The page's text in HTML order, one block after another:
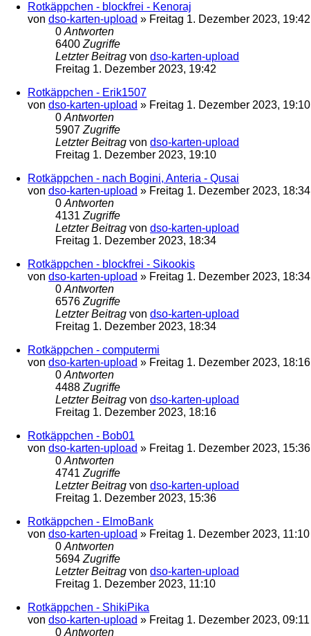
Rotkäppchen - blockfrei - Kenoraj
von dso-karten-upload » Freitag 1. Dezember 2023, 19:42
0Antworten
6400Zugriffe
Letzter Beitrag von dso-karten-upload
Freitag 1. Dezember 2023, 19:42
Rotkäppchen - Erik1507
von dso-karten-upload » Freitag 1. Dezember 2023, 19:10
0Antworten
5907Zugriffe
Letzter Beitrag von dso-karten-upload
Freitag 1. Dezember 2023, 19:10
Rotkäppchen - nach Bogini, Anteria - Qusai
von dso-karten-upload » Freitag 1. Dezember 2023, 18:34
0Antworten
4131Zugriffe
Letzter Beitrag von dso-karten-upload
Freitag 1. Dezember 2023, 18:34
Rotkäppchen - blockfrei - Sikookis
von dso-karten-upload » Freitag 1. Dezember 2023, 18:34
0Antworten
6576Zugriffe
Letzter Beitrag von dso-karten-upload
Freitag 1. Dezember 2023, 18:34
Rotkäppchen - computermi
von dso-karten-upload » Freitag 1. Dezember 2023, 18:16
0Antworten
4488Zugriffe
Letzter Beitrag von dso-karten-upload
Freitag 1. Dezember 2023, 18:16
Rotkäppchen - Bob01
von dso-karten-upload » Freitag 1. Dezember 2023, 15:36
0Antworten
4741Zugriffe
Letzter Beitrag von dso-karten-upload
Freitag 1. Dezember 2023, 15:36
Rotkäppchen - ElmoBank
von dso-karten-upload » Freitag 1. Dezember 2023, 11:10
0Antworten
5694Zugriffe
Letzter Beitrag von dso-karten-upload
Freitag 1. Dezember 2023, 11:10
Rotkäppchen - ShikiPika
von dso-karten-upload » Freitag 1. Dezember 2023, 09:11
0Antworten